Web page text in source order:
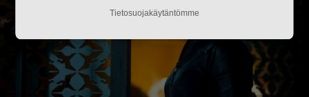
Tietosuojakäytäntömme